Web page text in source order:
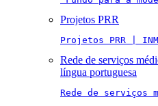
Projetos PRR
Projetos PRR |
Rede de serviços
língua portuguesa
Rede de serviços